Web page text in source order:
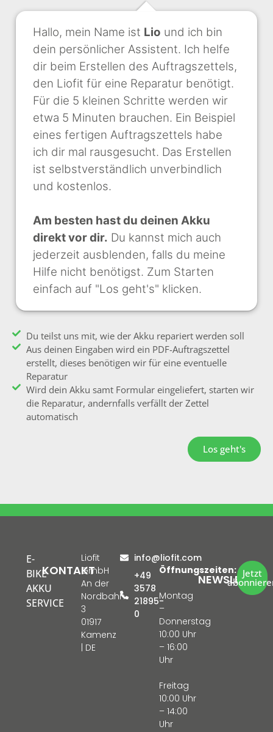
Hallo, mein Name ist Lio und ich bin
dein persönlicher Assistent. Ich helfe
dir beim Erstellen des Auftragszettels,
den Liofit für eine Reparatur benötigt.
Für die 5 kleinen Schritte werden wir
etwa 5 Minuten brauchen. Ein Beispiel
eines fertigen Auftragszettels habe
ich dir mal rausgesucht. Das Erstellen
ist selbstverständlich unverbindlich
und kostenlos.
Am besten hast du deinen Akku
direkt vor dir. Du kannst mich auch
jederzeit ausblenden, falls du meine
Hilfe nicht benötigst. Zum Starten
einfach auf "Los geht's" klicken.
Du teilst uns mit, wie der Akku repariert werden soll
Aus deinen Eingaben wird ein PDF-Auftragszettel
erstellt, dieses benötigen wir für eine eventuelle
Reparatur
Wird dein Akku samt Formular eingeliefert, starten wir
die Reparatur, andernfalls verfällt der Zettel
automatisch
Los geht's
E-
BIKE
AKKU
SERVICE
KONTAKT
Liofit
GmbH
An der
Nordbahn
3
01917
Kamenz
| DE
info@liofit.com
+49
3578
21895-
0
Öffnungszeiten:
Montag
–
Donnerstag
10:00 Uhr
– 16:00
Uhr
Freitag
10:00 Uhr
– 14:00
Uhr
NEWSLETTER
Jetzt